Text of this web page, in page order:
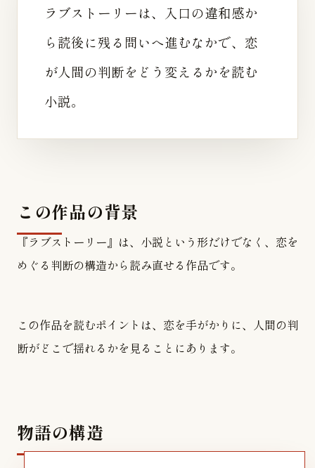
ラブストーリーは、入口の違和感か
ら読後に残る問いへ進むなかで、恋
が人間の判断をどう変えるかを読む
小説。
この作品の背景
『ラブストーリー』は、小説という形だけでなく、恋を
めぐる判断の構造から読み直せる作品です。
この作品を読むポイントは、恋を手がかりに、人間の判
断がどこで揺れるかを見ることにあります。
物語の構造